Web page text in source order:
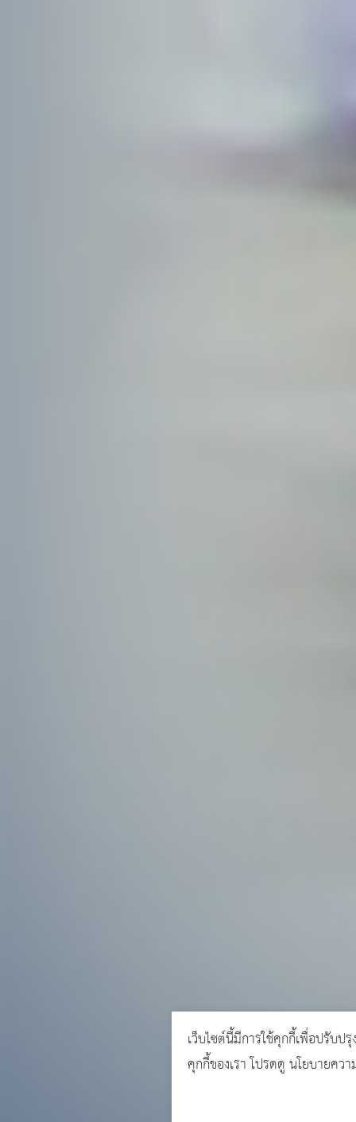
เว็บไซต์นี้มีการใช้คุกกี้เพื่อปรับป
คุกกี้ของเรา โปรดดูนโยบายคว